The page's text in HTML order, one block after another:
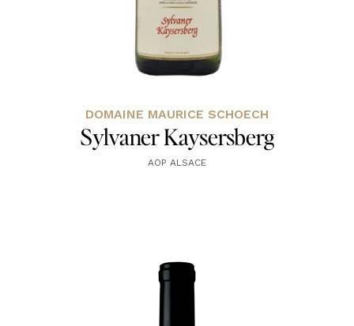
DOMAINE MAURICE SCHOECH
Sylvaner Kaysersberg
AOP ALSACE